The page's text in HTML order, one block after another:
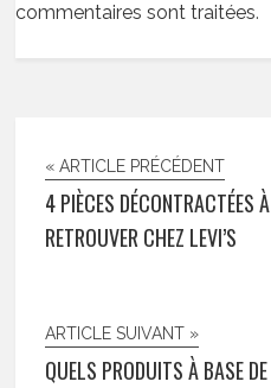
commentaires sont traitées.
« ARTICLE PRÉCÉDENT
4 PIÈCES DÉCONTRACTÉES À
RETROUVER CHEZ LEVI’S
ARTICLE SUIVANT »
QUELS PRODUITS À BASE DE